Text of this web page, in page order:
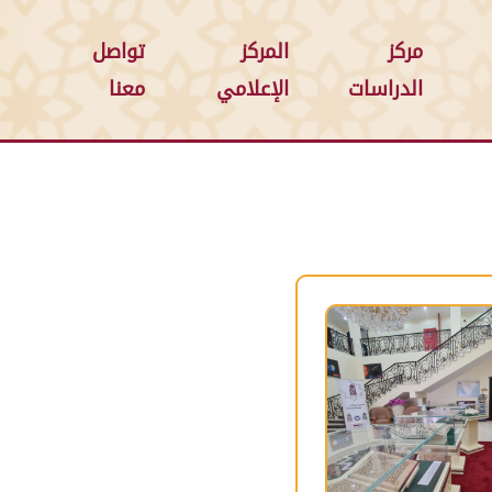
مركز
الدراسات
المركز
الإعلامي
تواصل
معنا